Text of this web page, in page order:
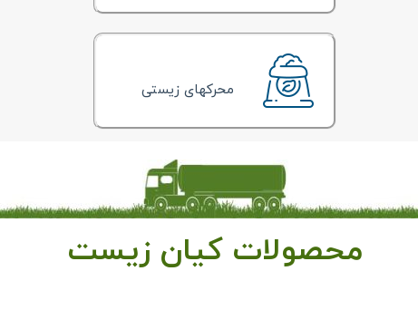
محرکهای زیستی
محصولات کیان زیست